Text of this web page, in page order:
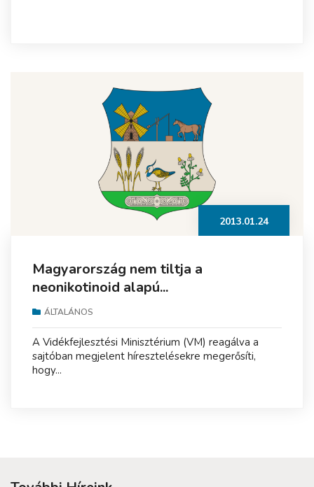
2013.01.24
Magyarország nem tiltja a
neonikotinoid alapú...
ÁLTALÁNOS
A Vidékfejlesztési Minisztérium (VM) reagálva a
sajtóban megjelent híresztelésekre megerősíti,
hogy...